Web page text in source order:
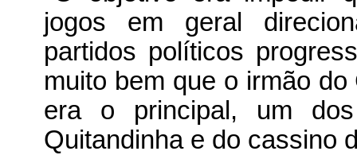
jogos em geral
partidos políticos
muito bem que o irmão
era o principal, um
Quitandinha e do cassino